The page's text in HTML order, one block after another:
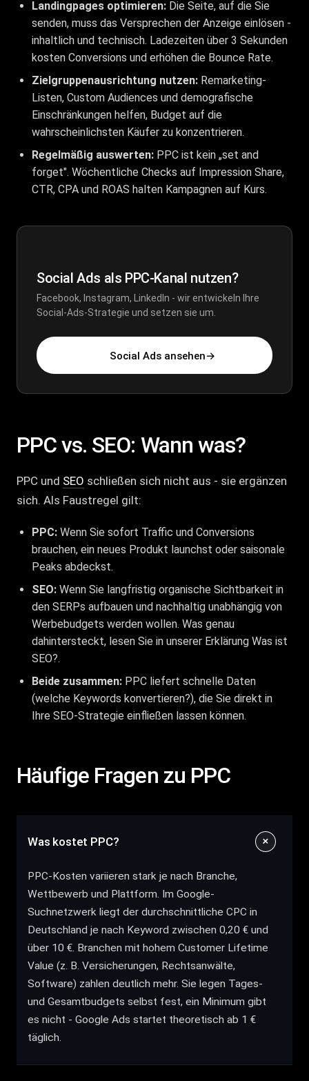
Landingpages optimieren: Die Seite, auf die Sie
senden, muss das Versprechen der Anzeige einlösen -
inhaltlich und technisch. Ladezeiten über 3 Sekunden
kosten Conversions und erhöhen die Bounce Rate.
Zielgruppenausrichtung nutzen: Remarketing-
Listen, Custom Audiences und demografische
Einschränkungen helfen, Budget auf die
wahrscheinlichsten Käufer zu konzentrieren.
Regelmäßig auswerten: PPC ist kein „set and
forget". Wöchentliche Checks auf Impression Share,
CTR, CPA und ROAS halten Kampagnen auf Kurs.
Social Ads als PPC-Kanal nutzen?
Facebook, Instagram, LinkedIn - wir entwickeln Ihre
Social-Ads-Strategie und setzen sie um.
Social Ads ansehen→
PPC vs. SEO: Wann was?
PPC und SEO schließen sich nicht aus - sie ergänzen
sich. Als Faustregel gilt:
PPC: Wenn Sie sofort Traffic und Conversions
brauchen, ein neues Produkt launchst oder saisonale
Peaks abdeckst.
SEO: Wenn Sie langfristig organische Sichtbarkeit in
den SERPs aufbauen und nachhaltig unabhängig von
Werbebudgets werden wollen. Was genau
dahintersteckt, lesen Sie in unserer Erklärung Was ist
SEO?.
Beide zusammen: PPC liefert schnelle Daten
(welche Keywords konvertieren?), die Sie direkt in
Ihre SEO-Strategie einfließen lassen können.
Häufige Fragen zu PPC
Was kostet PPC?
PPC-Kosten variieren stark je nach Branche,
Wettbewerb und Plattform. Im Google-
Suchnetzwerk liegt der durchschnittliche CPC in
Deutschland je nach Keyword zwischen 0,20 € und
über 10 €. Branchen mit hohem Customer Lifetime
Value (z. B. Versicherungen, Rechtsanwälte,
Software) zahlen deutlich mehr. Sie legen Tages-
und Gesamtbudgets selbst fest, ein Minimum gibt
es nicht - Google Ads startet theoretisch ab 1 €
täglich.